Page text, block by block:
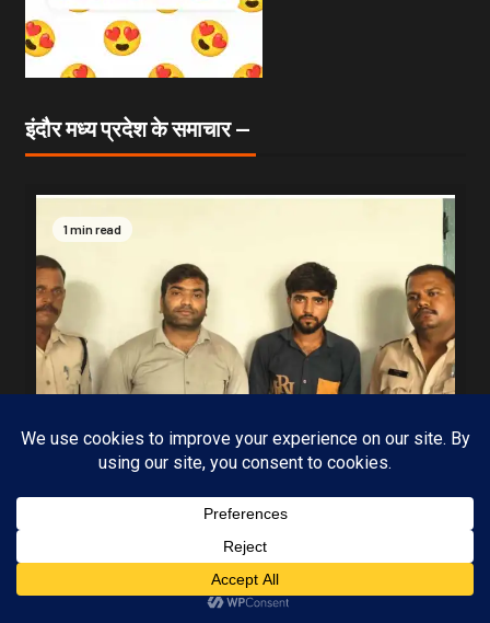
इंदौर मध्य प्रदेश के समाचार —
1 min read
MP-09 इंदौर मध्यप्रदेश
पुलिस की बड़ी कार्रवाई 5 सौ के नकली नोटों के साथ